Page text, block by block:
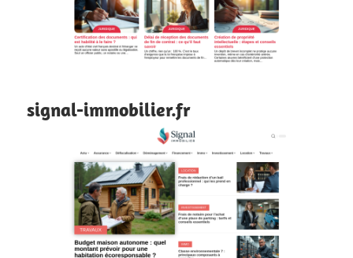
signal-immobilier.fr